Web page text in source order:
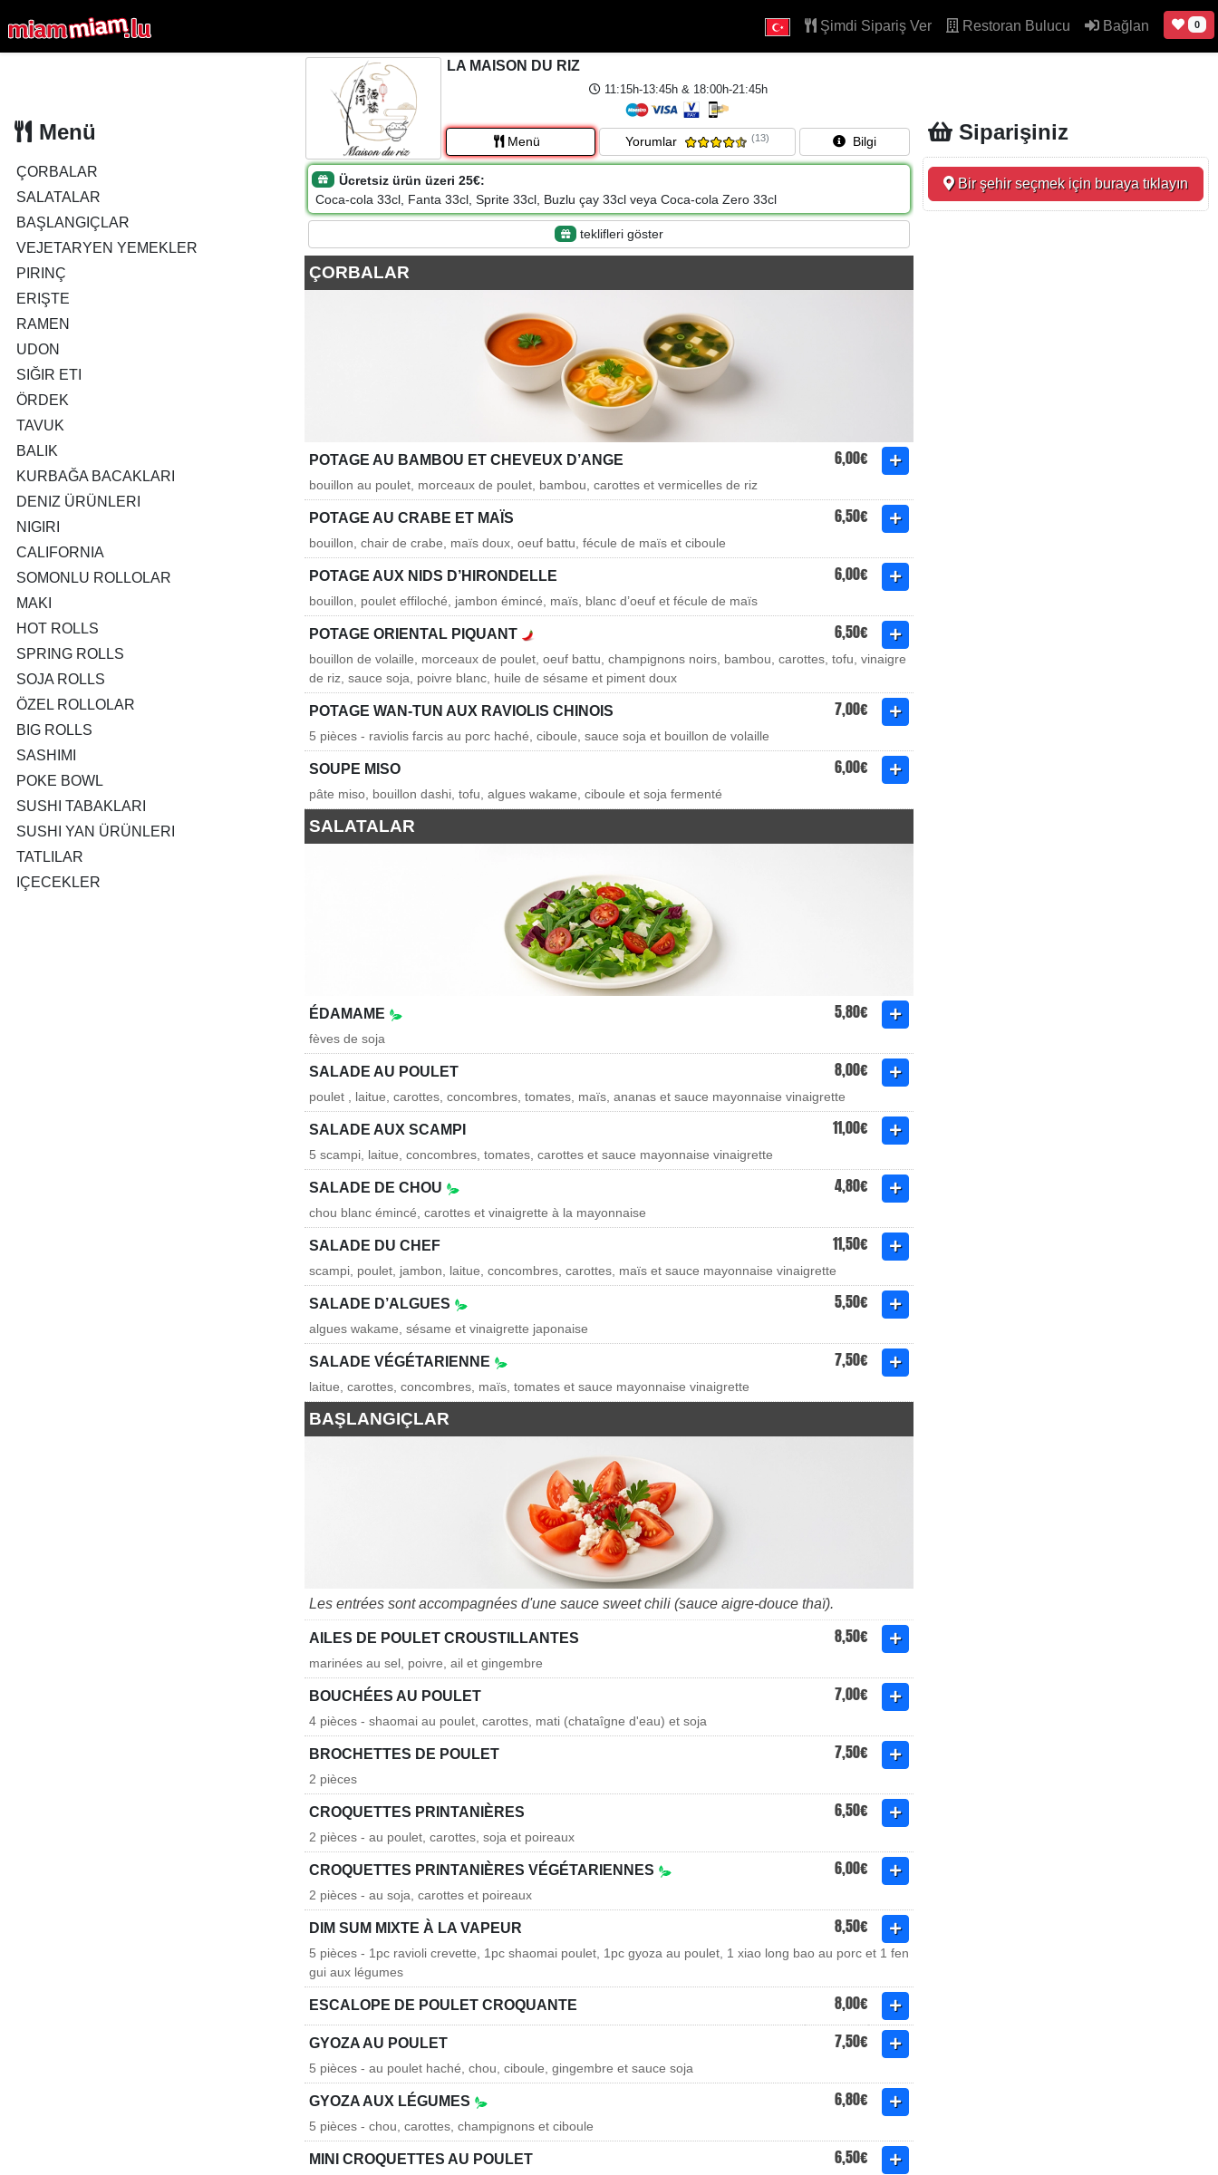
Şimdi Sipariş Ver Restoran Bulucu Bağlan 0
Menü
ÇORBALAR
SALATALAR
BAŞLANGIÇLAR
VEJETARYEN YEMEKLER
PIRINÇ
ERIŞTE
RAMEN
UDON
SIĞIR ETI
ÖRDEK
TAVUK
BALIK
KURBAĞA BACAKLARI
DENIZ ÜRÜNLERI
NIGIRI
CALIFORNIA
SOMONLU ROLLOLAR
MAKI
HOT ROLLS
SPRING ROLLS
SOJA ROLLS
ÖZEL ROLLOLAR
BIG ROLLS
SASHIMI
POKE BOWL
SUSHI TABAKLARI
SUSHI YAN ÜRÜNLERI
TATLILAR
IÇECEKLER
LA MAISON DU RIZ
11:15h-13:45h & 18:00h-21:45h
Menü Yorumlar (13) Bilgi
Ücretsiz ürün üzeri 25€:
Coca-cola 33cl, Fanta 33cl, Sprite 33cl, Buzlu çay 33cl veya Coca-cola Zero 33cl
teklifleri göster
ÇORBALAR
POTAGE AU BAMBOU ET CHEVEUX D’ANGE 6,00€
bouillon au poulet, morceaux de poulet, bambou, carottes et vermicelles de riz
POTAGE AU CRABE ET MAÏS 6,50€
bouillon, chair de crabe, maïs doux, oeuf battu, fécule de maïs et ciboule
POTAGE AUX NIDS D’HIRONDELLE 6,00€
bouillon, poulet effiloché, jambon émincé, maïs, blanc d’oeuf et fécule de maïs
POTAGE ORIENTAL PIQUANT 6,50€
bouillon de volaille, morceaux de poulet, oeuf battu, champignons noirs, bambou, carottes, tofu, vinaigre
de riz, sauce soja, poivre blanc, huile de sésame et piment doux
POTAGE WAN-TUN AUX RAVIOLIS CHINOIS 7,00€
5 pièces - raviolis farcis au porc haché, ciboule, sauce soja et bouillon de volaille
SOUPE MISO 6,00€
pâte miso, bouillon dashi, tofu, algues wakame, ciboule et soja fermenté
SALATALAR
ÉDAMAME 5,80€
fèves de soja
SALADE AU POULET 8,00€
poulet , laitue, carottes, concombres, tomates, maïs, ananas et sauce mayonnaise vinaigrette
SALADE AUX SCAMPI 11,00€
5 scampi, laitue, concombres, tomates, carottes et sauce mayonnaise vinaigrette
SALADE DE CHOU 4,80€
chou blanc émincé, carottes et vinaigrette à la mayonnaise
SALADE DU CHEF 11,50€
scampi, poulet, jambon, laitue, concombres, carottes, maïs et sauce mayonnaise vinaigrette
SALADE D’ALGUES 5,50€
algues wakame, sésame et vinaigrette japonaise
SALADE VÉGÉTARIENNE 7,50€
laitue, carottes, concombres, maïs, tomates et sauce mayonnaise vinaigrette
BAŞLANGIÇLAR
Les entrées sont accompagnées d'une sauce sweet chili (sauce aigre-douce thaï).
AILES DE POULET CROUSTILLANTES 8,50€
marinées au sel, poivre, ail et gingembre
BOUCHÉES AU POULET 7,00€
4 pièces - shaomai au poulet, carottes, mati (chataîgne d'eau) et soja
BROCHETTES DE POULET 7,50€
2 pièces
CROQUETTES PRINTANIÈRES 6,50€
2 pièces - au poulet, carottes, soja et poireaux
CROQUETTES PRINTANIÈRES VÉGÉTARIENNES 6,00€
2 pièces - au soja, carottes et poireaux
DIM SUM MIXTE À LA VAPEUR 8,50€
5 pièces - 1pc ravioli crevette, 1pc shaomai poulet, 1pc gyoza au poulet, 1 xiao long bao au porc et 1 fen
gui aux légumes
ESCALOPE DE POULET CROQUANTE 8,00€
GYOZA AU POULET 7,50€
5 pièces - au poulet haché, chou, ciboule, gingembre et sauce soja
GYOZA AUX LÉGUMES 6,80€
5 pièces - chou, carottes, champignons et ciboule
MINI CROQUETTES AU POULET 6,50€
Siparişiniz
Bir şehir seçmek için buraya tıklayın